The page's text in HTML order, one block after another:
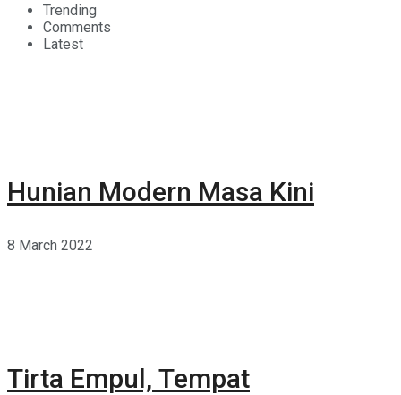
Trending
Comments
Latest
Hunian Modern Masa Kini
8 March 2022
Tirta Empul, Tempat